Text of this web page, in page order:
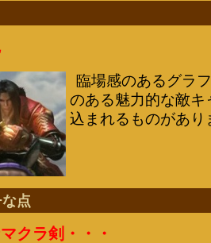
臨場感のあるグラ
のある魅力的な敵
込まれるものがあり
点
クラ剣・・・